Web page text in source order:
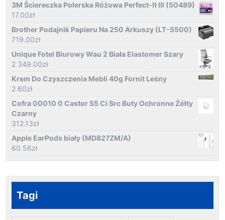
3M Ściereczka Polerska Różowa Perfect-It III (50489)
17.00zł
Brother Podajnik Papieru Na 250 Arkuszy (LT-5500)
719.00zł
Unique Fotel Biurowy Wau 2 Biała Elastomer Szary
2 349.00zł
Krem Do Czyszczenia Mebli 40g Fornit Leśny
2.60zł
Cofra 00010 0 Castor S5 Ci Src Buty Ochronne Żółty
Czarny
312.13zł
Apple EarPods biały (MD827ZM/A)
60.56zł
Tagi